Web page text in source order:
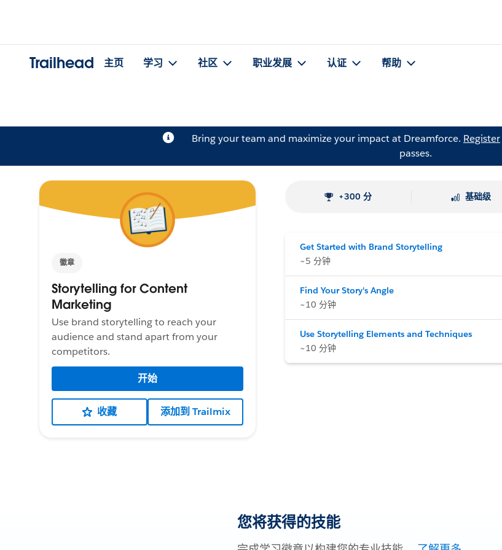
Trailhead 主页 学习 社区 职业发展 认证 帮助
Bring your team and maximize your impact at Dreamforce. Register
passes.
徽章
Storytelling for Content
Marketing
Use brand storytelling to reach your
audience and stand apart from your
competitors.
开始
收藏 添加到 Trailmix
+300 分 基础级
Get Started with Brand Storytelling
~5 分钟
Find Your Story's Angle
~10 分钟
Use Storytelling Elements and Techniques
~10 分钟
您将获得的技能